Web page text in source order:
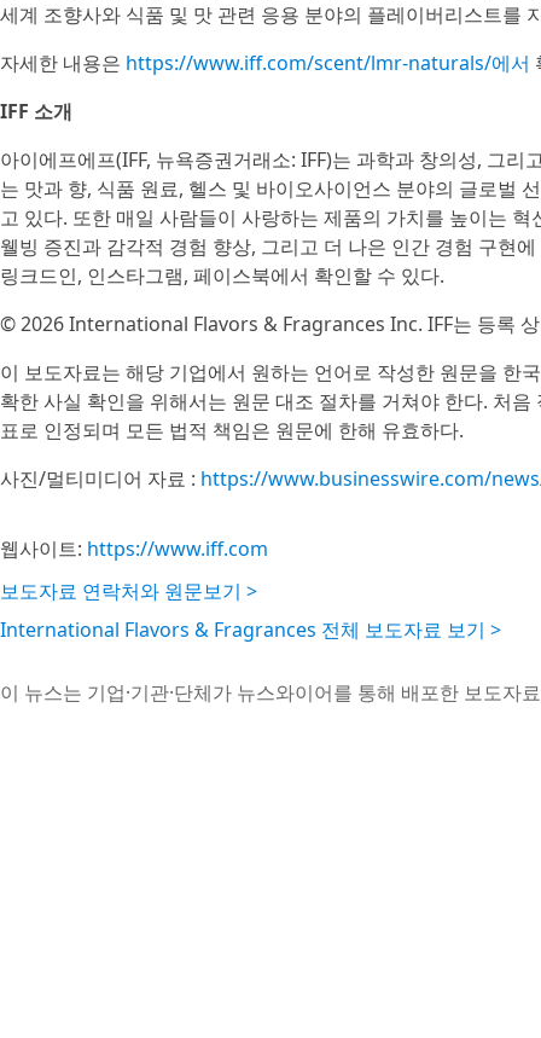
세계 조향사와 식품 및 맛 관련 응용 분야의 플레이버리스트를
자세한 내용은 https://www.iff.com/scent/lmr-naturals/에서
IFF 소개
아이에프에프(IFF, 뉴욕증권거래소: IFF)는 과학과 창의성, 그리
는 맛과 향, 식품 원료, 헬스 및 바이오사이언스 분야의 글로벌
고 있다. 또한 매일 사람들이 사랑하는 제품의 가치를 높이는
웰빙 증진과 감각적 경험 향상, 그리고 더 나은 인간 경험 구현
링크드인, 인스타그램, 페이스북에서 확인할 수 있다.
© 2026 International Flavors & Fragrances Inc. IFF는 등록
이 보도자료는 해당 기업에서 원하는 언어로 작성한 원문을 한
확한 사실 확인을 위해서는 원문 대조 절차를 거쳐야 한다. 처
표로 인정되며 모든 법적 책임은 원문에 한해 유효하다.
사진/멀티미디어 자료 : https://www.businesswire.com/
웹사이트: https://www.iff.com
보도자료 연락처와 원문보기 >
International Flavors & Fragrances 전체 보도자료 보기 >
이 뉴스는 기업·기관·단체가 뉴스와이어를 통해 배포한 보도자